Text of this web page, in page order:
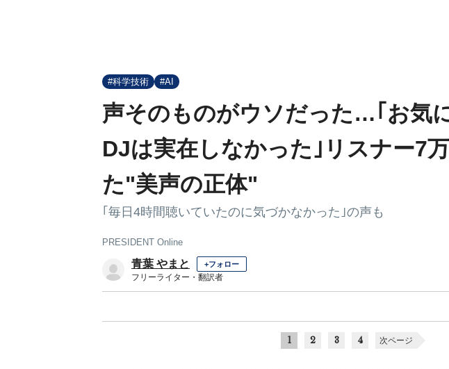
#科学技術 #AI
声そのものがウソだった…｢お気
DJは実在しなかった｣リスナー7
た"美声の正体"
｢毎日4時間聴いていたのに気づかなかった｣の声も
PRESIDENT Online
青葉 やまと +フォロー
フリーライター・翻訳者
1 2 3 4 次ページ